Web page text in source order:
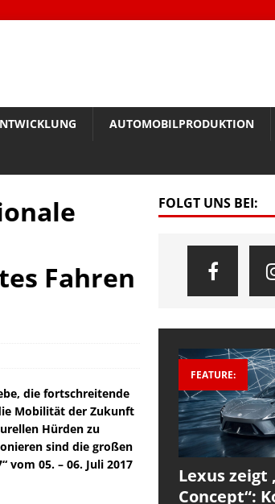
AUTOMOBILPRODUKTION
Fahren
die fortschreitende
Mobilität der Zukunft
Hürden zu
sind die großen
vom 05. – 06. Juli 2017
FOLGT UNS BEI:
FEATURE:
Lexus zeigt
Concept“: